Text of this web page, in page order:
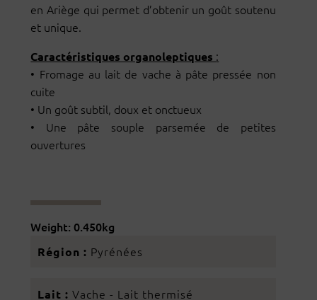
en Ariège qui permet d’obtenir un goût soutenu
et unique.
Caractéristiques organoleptiques :
• Fromage au lait de vache à pâte pressée non
cuite
• Un goût subtil, doux et onctueux
• Une pâte souple parsemée de petites
ouvertures
Weight: 0.450kg
Région : Pyrénées
Lait : Vache - Lait thermisé